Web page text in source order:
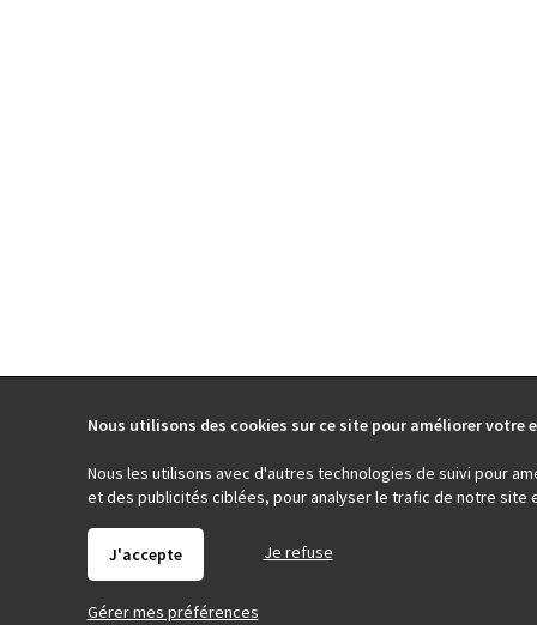
Nous utilisons des cookies sur ce site pour améliorer votre
Nous les utilisons avec d'autres technologies de suivi pour
et des publicités ciblées, pour analyser le trafic de notre site
J'accepte Je refuse
Gérer mes préférences